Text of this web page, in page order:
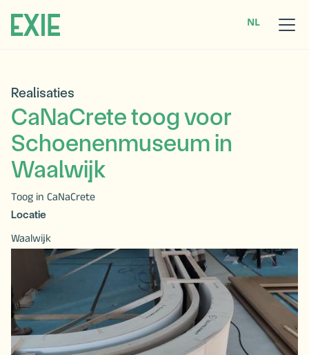
NL
Realisaties
CaNaCrete toog voor
Schoenenmuseum in
Waalwijk
Toog in CaNaCrete
Locatie
Waalwijk